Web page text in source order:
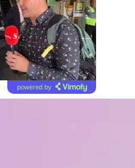
powered by